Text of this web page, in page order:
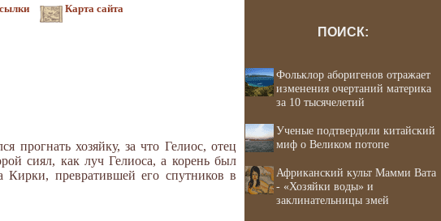
Карта сайта
хозяйку, за что Гелиос, отец
сиял, как луч Гелиоса, а корень был
Кирки, превратившей его спутников в
ПОИСК:
Фольклор аборигенов отражает
изменения очертаний материка
за 10 тысячелетий
Ученые подтвердили китайский
миф о Великом потопе
Африканский культ Мамми Вата
- «Хозяйки воды» и
заклинательницы змей